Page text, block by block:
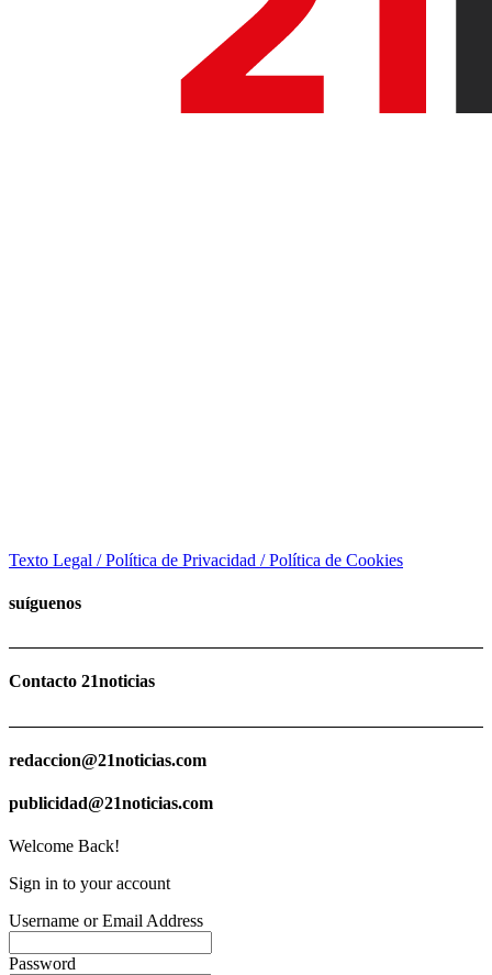
Texto Legal / Política de Privacidad / Política de Cookies
suíguenos
Contacto 21noticias
redaccion@21noticias.com
publicidad@21noticias.com
Welcome Back!
Sign in to your account
Username or Email Address
Password